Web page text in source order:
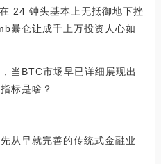
24 钟头基本上无抵御地下挫
暴仓让成千上万投资人心如
当BTC市场早已详细展现出
标是啥？
从早就完善的传统式金融业